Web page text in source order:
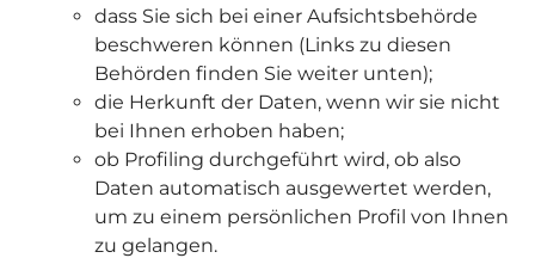
dass Sie sich bei einer Aufsichtsbehörde
beschweren können (Links zu diesen
Behörden finden Sie weiter unten);
die Herkunft der Daten, wenn wir sie nicht
bei Ihnen erhoben haben;
ob Profiling durchgeführt wird, ob also
Daten automatisch ausgewertet werden,
um zu einem persönlichen Profil von Ihnen
zu gelangen.